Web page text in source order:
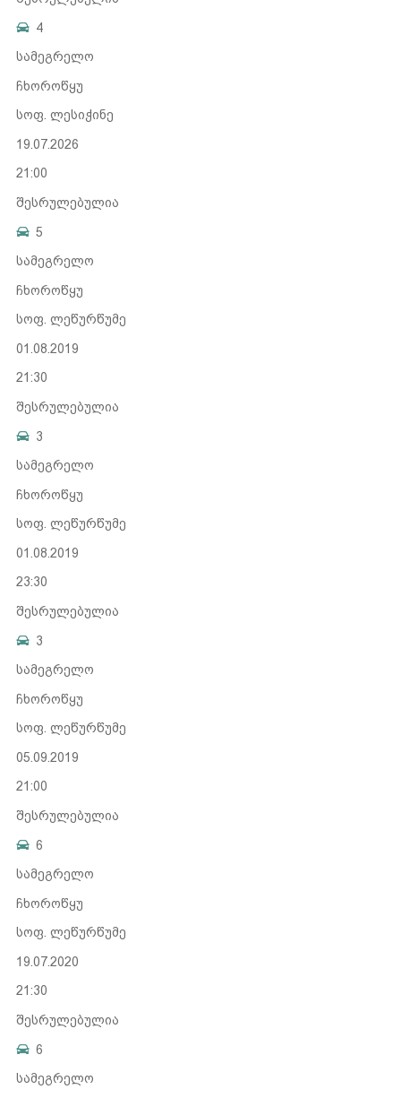
4
სამეგრელო
ჩხოროწყუ
სოფ. ლესიჭინე
19.07.2026
21:00
შესრულებულია
5
სამეგრელო
ჩხოროწყუ
სოფ. ლეწურწუმე
01.08.2019
21:30
შესრულებულია
3
სამეგრელო
ჩხოროწყუ
სოფ. ლეწურწუმე
01.08.2019
23:30
შესრულებულია
3
სამეგრელო
ჩხოროწყუ
სოფ. ლეწურწუმე
05.09.2019
21:00
შესრულებულია
6
სამეგრელო
ჩხოროწყუ
სოფ. ლეწურწუმე
19.07.2020
21:30
შესრულებულია
6
სამეგრელო